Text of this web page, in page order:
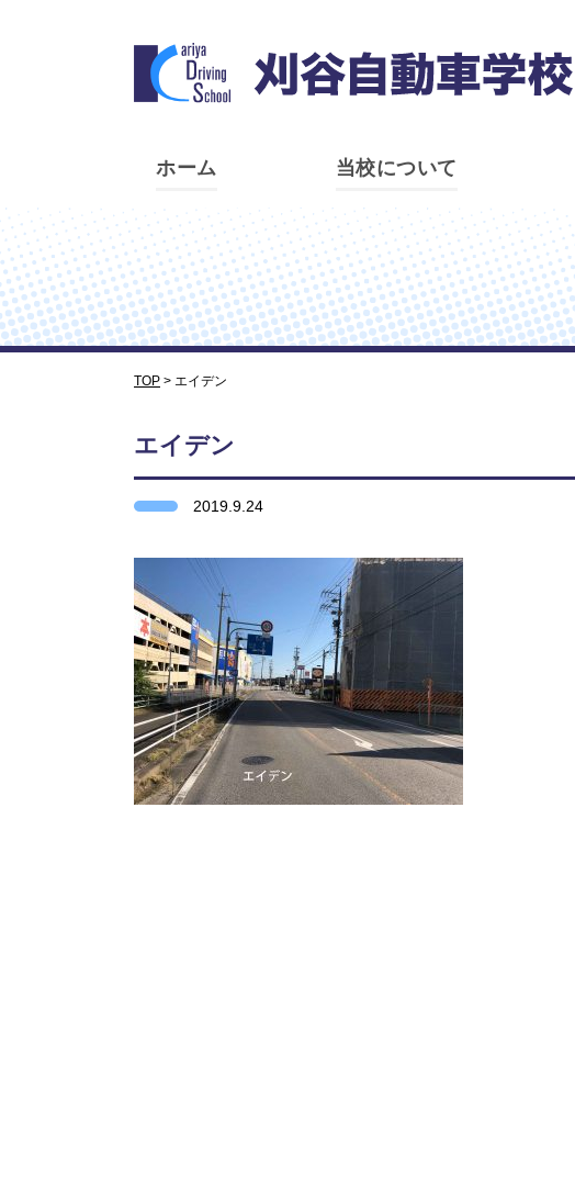
ホーム 当校について
TOP > エイデン
エイデン
2019.9.24